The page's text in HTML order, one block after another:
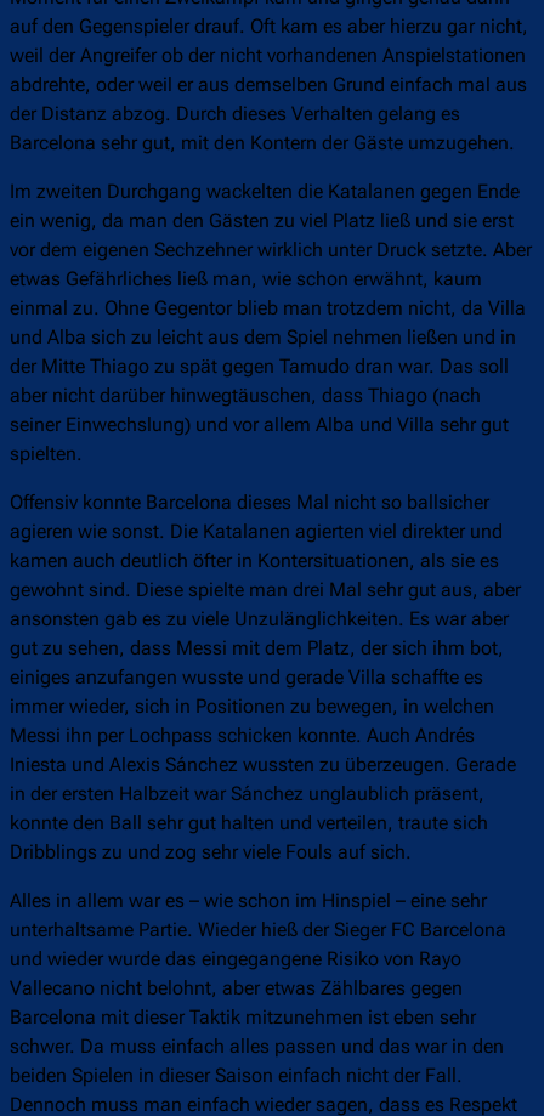
auf den Gegenspieler drauf. Oft kam es aber hierzu gar nicht,
weil der Angreifer ob der nicht vorhandenen Anspielstationen
abdrehte, oder weil er aus demselben Grund einfach mal aus
der Distanz abzog. Durch dieses Verhalten gelang es
Barcelona sehr gut, mit den Kontern der Gäste umzugehen.
Im zweiten Durchgang wackelten die Katalanen gegen Ende
ein wenig, da man den Gästen zu viel Platz ließ und sie erst
vor dem eigenen Sechzehner wirklich unter Druck setzte. Aber
etwas Gefährliches ließ man, wie schon erwähnt, kaum
einmal zu. Ohne Gegentor blieb man trotzdem nicht, da Villa
und Alba sich zu leicht aus dem Spiel nehmen ließen und in
der Mitte Thiago zu spät gegen Tamudo dran war. Das soll
aber nicht darüber hinwegtäuschen, dass Thiago (nach
seiner Einwechslung) und vor allem Alba und Villa sehr gut
spielten.
Offensiv konnte Barcelona dieses Mal nicht so ballsicher
agieren wie sonst. Die Katalanen agierten viel direkter und
kamen auch deutlich öfter in Kontersituationen, als sie es
gewohnt sind. Diese spielte man drei Mal sehr gut aus, aber
ansonsten gab es zu viele Unzulänglichkeiten. Es war aber
gut zu sehen, dass Messi mit dem Platz, der sich ihm bot,
einiges anzufangen wusste und gerade Villa schaffte es
immer wieder, sich in Positionen zu bewegen, in welchen
Messi ihn per Lochpass schicken konnte. Auch Andrés
Iniesta und Alexis Sánchez wussten zu überzeugen. Gerade
in der ersten Halbzeit war Sánchez unglaublich präsent,
konnte den Ball sehr gut halten und verteilen, traute sich
Dribblings zu und zog sehr viele Fouls auf sich.
Alles in allem war es – wie schon im Hinspiel – eine sehr
unterhaltsame Partie. Wieder hieß der Sieger FC Barcelona
und wieder wurde das eingegangene Risiko von Rayo
Vallecano nicht belohnt, aber etwas Zählbares gegen
Barcelona mit dieser Taktik mitzunehmen ist eben sehr
schwer. Da muss einfach alles passen und das war in den
beiden Spielen in dieser Saison einfach nicht der Fall.
Dennoch muss man einfach wieder sagen, dass es Respekt